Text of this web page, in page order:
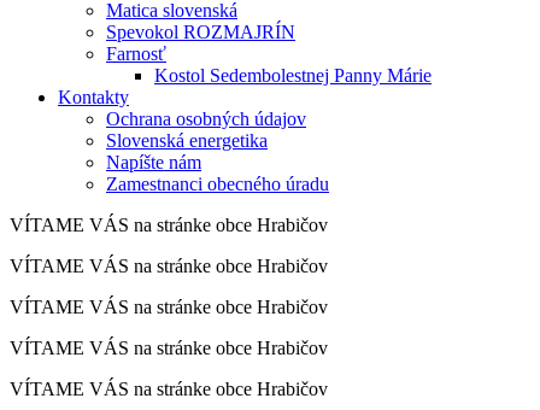
Matica slovenská
Spevokol ROZMAJRÍN
Farnosť
Kostol Sedembolestnej Panny Márie
Kontakty
Ochrana osobných údajov
Slovenská energetika
Napíšte nám
Zamestnanci obecného úradu
VÍTAME VÁS na stránke obce Hrabičov
VÍTAME VÁS na stránke obce Hrabičov
VÍTAME VÁS na stránke obce Hrabičov
VÍTAME VÁS na stránke obce Hrabičov
VÍTAME VÁS na stránke obce Hrabičov